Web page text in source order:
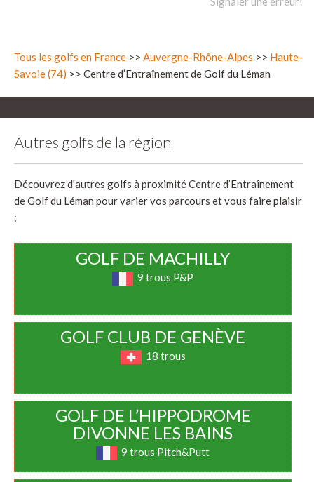
Tous les golfs en France >> Auvergne-Rhône-Alpes >> Haute-
Savoie (74) >> Centre d’Entraînement de Golf du Léman
Autres golfs de la région
Découvrez d'autres golfs à proximité Centre d’Entraînement
de Golf du Léman pour varier vos parcours et vous faire plaisir
:
GOLF DE MACHILLY
9 trous P&P
GOLF CLUB DE GENÈVE
18 trous
GOLF DE L’HIPPODROME
DIVONNE LES BAINS
9 trous Pitch&Putt